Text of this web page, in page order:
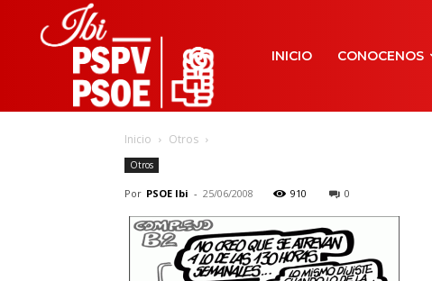
INICIO CONOCENOS
Inicio Otros
Otros
Por PSOE Ibi - 25/06/2008 910 0